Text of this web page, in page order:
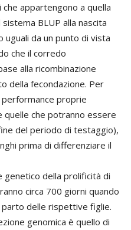
appartengono a quella
BLUP alla nascita
uguali da un punto di vista
che il corredo
alla ricombinazione
della fecondazione. Per
proprie
che potranno essere
del periodo di testaggio),
prima di differenziare il
genetico della prolificità di
circa 700 giorni quando
delle rispettive figlie.
genomica è quello di